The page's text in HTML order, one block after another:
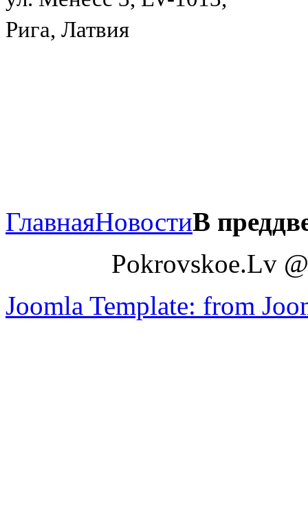
Рига, Латвия
ГлавнаяНовостиВ
Pokrovskoe.Lv
Joomla Template: from